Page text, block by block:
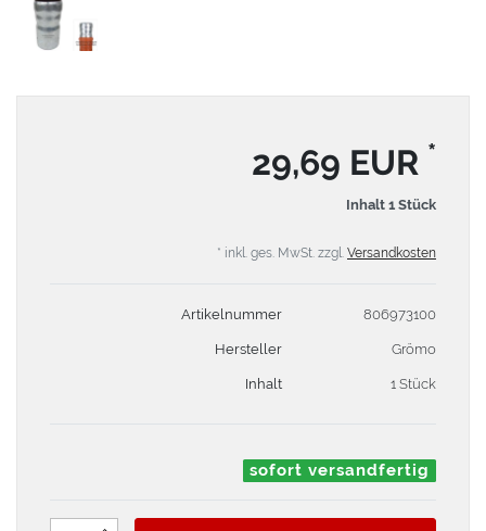
29,69 EUR *
Inhalt 1 Stück
* inkl. ges. MwSt. zzgl. Versandkosten
Artikelnummer 806973100
Hersteller Grömo
Inhalt 1 Stück
sofort versandfertig